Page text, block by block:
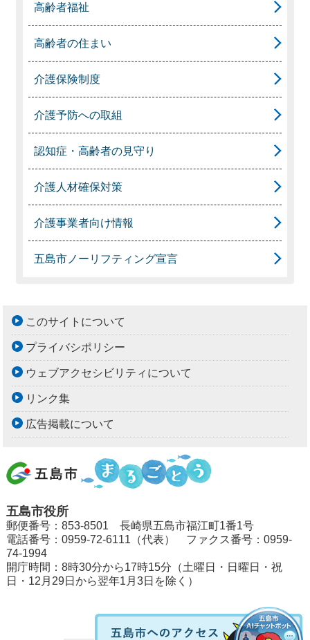
高齢者福祉
高齢者の住まい
介護保険制度
介護予防への取組
認知症・高齢者の見守り
介護人材確保対策
介護事業者向け情報
五島市ノーリフティング宣言
このサイトについて
プライバシポリシー
ウェブアクセシビリティについて
リンク集
広告掲載について
五島市役所
郵便番号：853-8501 長崎県五島市福江町1番1号
電話番号：0959-72-6111（代表） ファクス番号：0959-
74-1994
開庁時間：8時30分から17時15分（土曜日・日曜日・祝
日・12月29日から翌年1月3日を除く）